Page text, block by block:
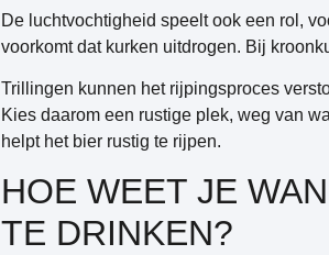
De luchtvochtigheid speelt ook een rol,
voorkomt dat kurken uitdrogen. Bij
Trillingen kunnen het rijpingsproces
Kies daarom een rustige plek, weg van
helpt het bier rustig te rijpen.
HOE WEET JE
TE DRINKEN?